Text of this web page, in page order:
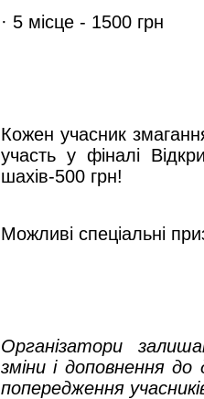
· 5 місце - 1500 грн
Кожен учасник
участь у фіналі
шахів-500 грн!
Можливі спеціальні
Організатори
зміни і доповнення
попередження